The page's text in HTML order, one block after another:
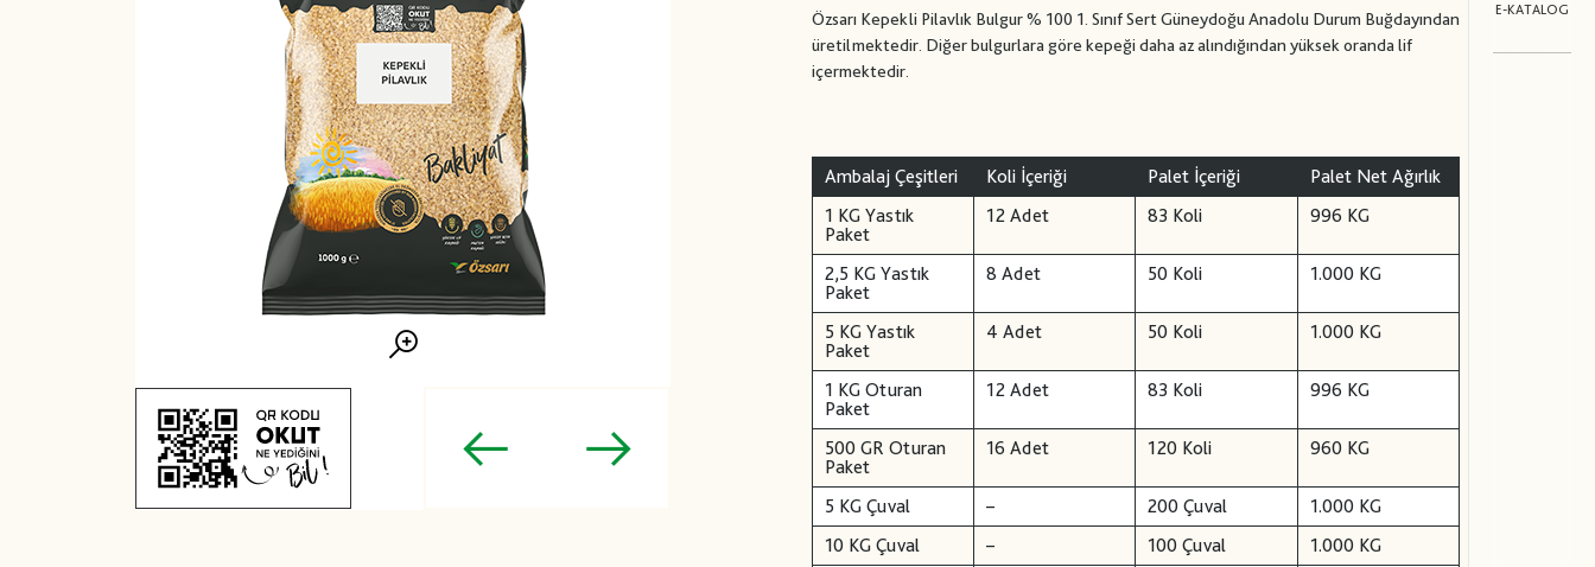
E-KATALOG
Özsarı Kepekli Pilavlık Bulgur % 100 1. Sınıf Sert Güneydoğu Anadolu Durum Buğdayından
üretilmektedir. Diğer bulgurlara göre kepeği daha az alındığından yüksek oranda lif
içermektedir.
Ambalaj Çeşitleri Koli İçeriği Palet İçeriği
Palet Net Ağırlık
1 KG Yastık
Paket
12 Adet 83 Koli 996 KG
2,5 KG Yastık
Paket
8 Adet 50 Koli 1.000 KG
5 KG Yastık
Paket
4 Adet 50 Koli 1.000 KG
1 KG Oturan
Paket
12 Adet 83 Koli 996 KG
500 GR Oturan
Paket
16 Adet 120 Koli 960 KG
5 KG Çuval – 200 Çuval
1.000 KG
10 KG Çuval
– 100 Çuval
1.000 KG